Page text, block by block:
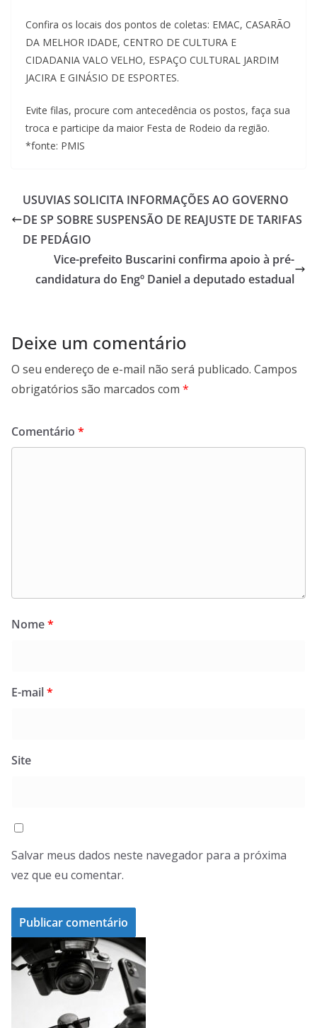
Confira os locais dos pontos de coletas: EMAC, CASARÃO
DA MELHOR IDADE, CENTRO DE CULTURA E
CIDADANIA VALO VELHO, ESPAÇO CULTURAL JARDIM
JACIRA E GINÁSIO DE ESPORTES.
Evite filas, procure com antecedência os postos, faça sua
troca e participe da maior Festa de Rodeio da região.
*fonte: PMIS
USUVIAS SOLICITA INFORMAÇÕES AO GOVERNO
DE SP SOBRE SUSPENSÃO DE REAJUSTE DE TARIFAS
DE PEDÁGIO
Vice-prefeito Buscarini confirma apoio à pré-
candidatura do Engº Daniel a deputado estadual
Deixe um comentário
O seu endereço de e-mail não será publicado. Campos
obrigatórios são marcados com *
Comentário *
Nome*
E-mail*
Site
Salvar meus dados neste navegador para a próxima
vez que eu comentar.